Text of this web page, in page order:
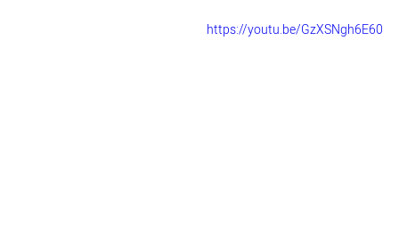
https://youtu.be/GzXSNgh6E60